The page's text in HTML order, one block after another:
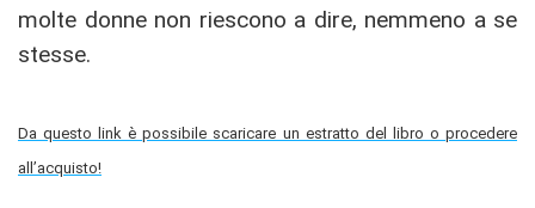
molte donne non riescono a dire, nemmeno a se
stesse.
Da questo link è possibile scaricare un estratto del libro o procedere
all’acquisto!